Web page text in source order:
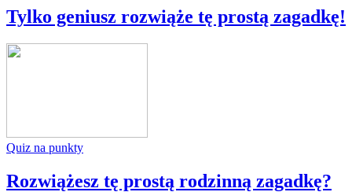
Tylko geniusz rozwiąże tę prostą zagadkę!
Quiz na punkty
Rozwiążesz tę prostą rodzinną zagadkę?